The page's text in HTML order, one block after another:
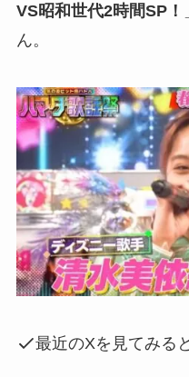
VS昭和世代2時間SP！
ん。
最近のXを見てみると